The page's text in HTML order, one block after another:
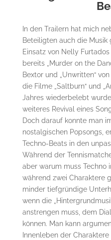
In den Trailern hat mich
Beteiligten auch die
Einsatz von Nelly Furtados
bereits „Murder on the
Bextor und „Unwritten“
die Filme „Saltburn“ und
Jahres wiederbelebt
weiteres Revival eines
Doch darauf konnte man
nostalgischen Popsongs,
Techno-Beats in den
Während der
aber warum muss Techno
während zwei Charaktere
minder tiefgründige
wenn die
anstrengen muss, dem
können. Man kann
Innenleben der